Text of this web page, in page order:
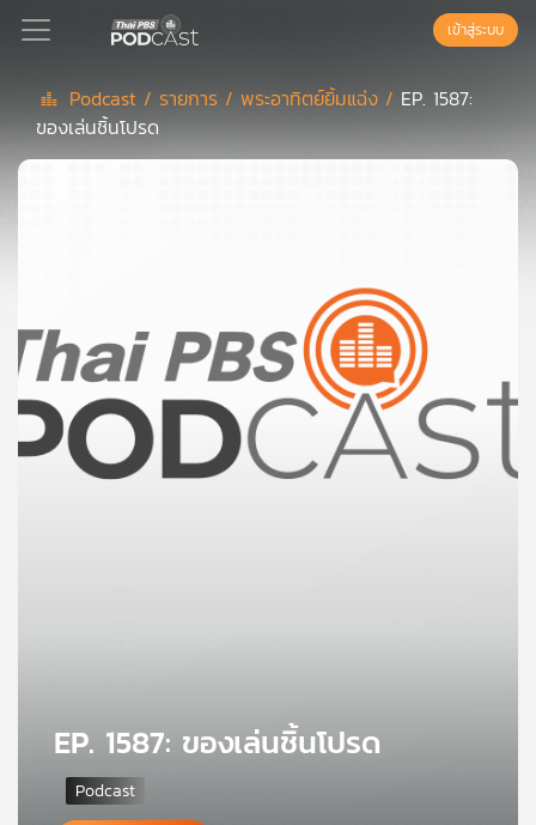
Podcast
แนะนำ
เพล
ย์
ลิ
เข้าสู่ระบบ
Podcast / รายการ /พระอาทิตย์ยิ้มแฉ่ง / EP. 1587:
ของเล่นชิ้นโปรด
EP. 1587: ของเล่นชิ้นโปรด